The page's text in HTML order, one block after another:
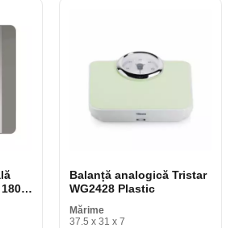
Balanță analogică Tristar
WG2428 Plastic
Mărime
37.5 x 31 x 7